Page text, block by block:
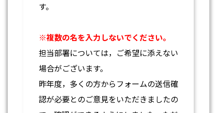
す。
※複数の名を入力しないでください。
担当部署については，ご希望に添えない
場合がございます。
昨年度，多くの方からフォームの送信確
認が必要とのご意見をいただきましたの